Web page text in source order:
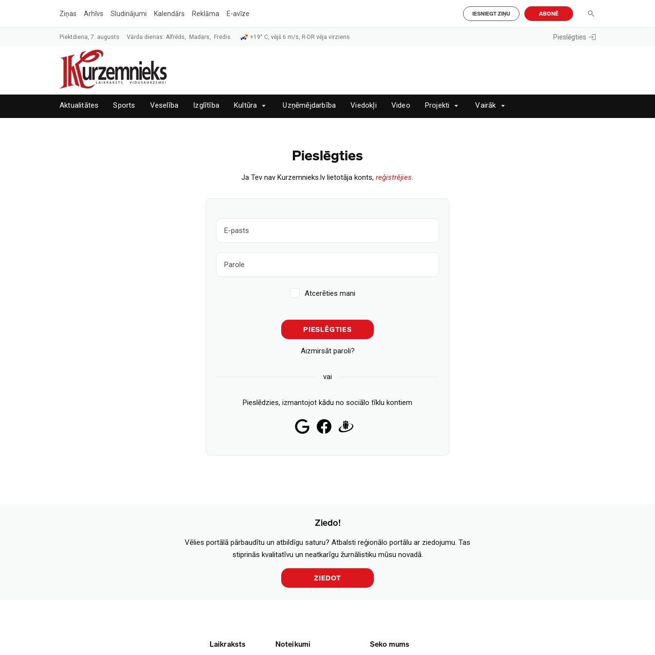
Ziņas Arhīvs Sludinājumi Kalendārs Reklāma E-avīze IESNIEGT ZIŅU ABONĒ
Piektdiena, 7. augusts Vārda dienas: Alfrēds, Madars, Fredis +19° C, vējš 6 m/s, R-DR vēja virziens Pieslēgties
Aktualitātes Sports Veselība Izglītība Kultūra Uzņēmējdarbība Viedokļi Video Projekti Vairāk
Pieslēgties
Ja Tev nav Kurzemnieks.lv lietotāja konts, reģistrējies.
Atcerēties mani
PIESLĒGTIES
Aizmirsāt paroli?
vai
Pieslēdzies, izmantojot kādu no sociālo tīklu kontiem
Ziedo!
Vēlies portālā pārbaudītu un atbildīgu saturu? Atbalsti reģionālo portālu ar ziedojumu. Tas
stiprinās kvalitatīvu un neatkarīgu žurnālistiku mūsu novadā.
ZIEDOT
Laikraksts Noteikumi Seko mums